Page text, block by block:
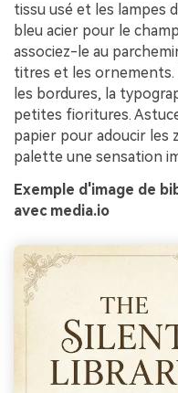
tissu usé et les lampes
bleu acier pour le
associez-le au
titres et les ornements.
les bordures, la
petites fioritures.
papier pour adoucir les
palette une sensation
Exemple d'image de
avec media.io